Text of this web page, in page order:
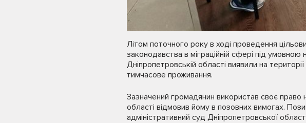
Літом поточного року в ході проведення
законодавства в міграційній сфері під
Дніпропетровській області виявили на
тимчасове проживання.
Зазначений громадянин використав своє право
області відмовив йому в позовних вимогах.
адміністративний суд Дніпропетровської